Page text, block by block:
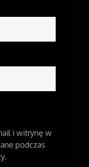
i witrynę w
podczas